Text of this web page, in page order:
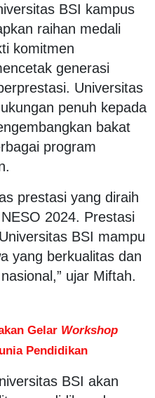
BSI kampus
raihan medali
komitmen
generasi
Universitas
penuh kepada
bakat
program
prestasi yang diraih
2024. Prestasi
BSI mampu
yang berkualitas dan
ujar Miftah.
Gelar Workshop
Pendidikan
BSI akan